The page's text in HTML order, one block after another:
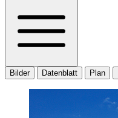
Bilder Datenblatt Plan